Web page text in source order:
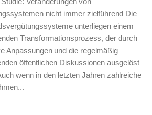
nicht immer zielführend Die
unterliegen einem
Transformationsprozess, der durch
Anpassungen und die regelmäßig
öffentlichen Diskussionen ausgelöst
wenn in den letzten Jahren zahlreiche